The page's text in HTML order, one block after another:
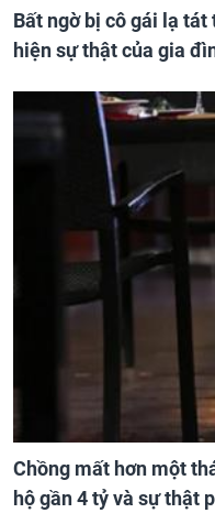
Bất ngờ bị cô gái lạ
hiện sự thật của gia
Chồng mất hơn một
hộ gần 4 tỷ và sự thật